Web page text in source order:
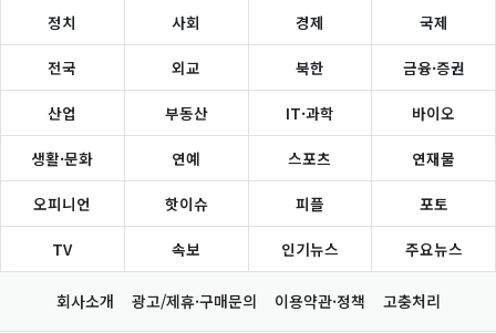
정치 사회 경제 국제
전국 외교 북한 금융·증권
산업 부동산 IT·과학 바이오
생활·문화 연예 스포츠 연재물
오피니언 핫이슈 피플 포토
TV 속보 인기뉴스 주요뉴스
회사소개 광고/제휴·구매문의 이용약관·정책 고충처리